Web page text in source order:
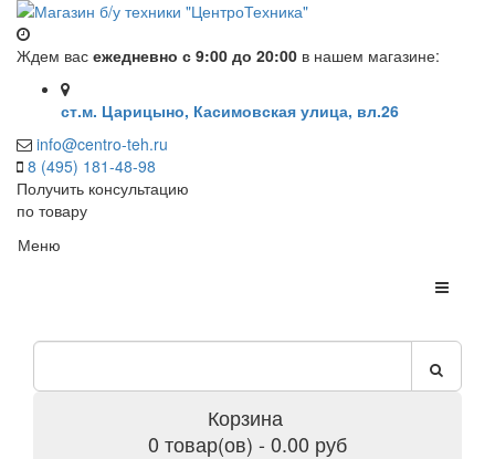
Ждем вас ежедневно с 9:00 до 20:00 в нашем магазине:
ст.м. Царицыно, Касимовская улица, вл.26
info@centro-teh.ru
8 (495) 181-48-98
Получить консультацию
по товару
Меню
Корзина
0 товар(ов) - 0.00 руб